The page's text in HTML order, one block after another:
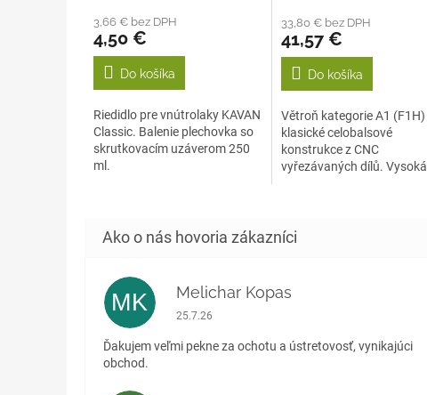
3,66 € bez DPH
4,50 €
Do košíka
Riedidlo pre vnútrolaky KAVAN
Classic. Balenie plechovka so
skrutkovacím uzáverom 250
ml.
33,80 € bez DPH
41,57 €
Do košíka
Větroň kategorie A1 (F1H)
klasické celobalsové
konstrukce z CNC
vyřezávaných dílů. Vysoká
MK Melichar Kopas
Hodnotenie obchodu je 5 z 5 hviezdičiek.
25.7.26
Ďakujem veľmi pekne za ochotu a ústretovosť, vynikajúci
obchod.